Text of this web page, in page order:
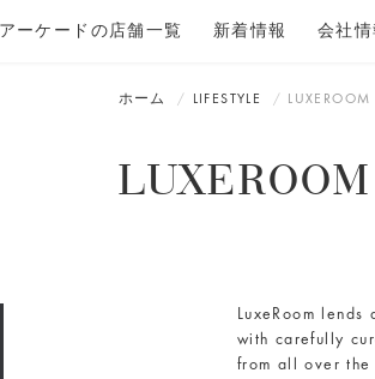
アーケードの店舗一覧 新着情報 会社情
ホーム LIFESTYLE LUXEROOM
LUXEROOM
LuxeRoom
with carefully
from all over